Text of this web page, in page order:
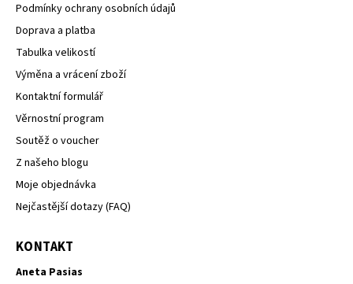
Podmínky ochrany osobních údajů
Doprava a platba
Tabulka velikostí
Výměna a vrácení zboží
Kontaktní formulář
Věrnostní program
Soutěž o voucher
Z našeho blogu
Moje objednávka
Nejčastější dotazy (FAQ)
KONTAKT
Aneta Pasias